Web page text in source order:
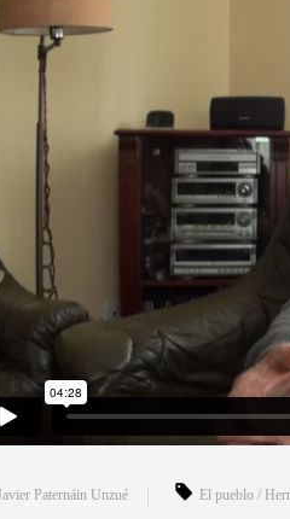
Paternáin Unzué El pueblo /